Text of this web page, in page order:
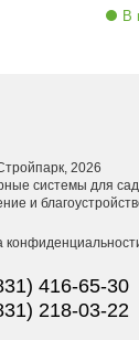
В
2026
системы для
и
416-65-30
218-03-22